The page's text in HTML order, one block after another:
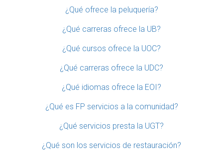
¿Qué ofrece la peluquería?
¿Qué carreras ofrece la UB?
¿Qué cursos ofrece la UOC?
¿Qué carreras ofrece la UDC?
¿Qué idiomas ofrece la EOI?
¿Qué es FP servicios a la comunidad?
¿Qué servicios presta la UGT?
¿Qué son los servicios de restauración?